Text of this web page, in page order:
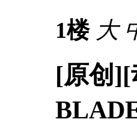
1楼 大
[原创